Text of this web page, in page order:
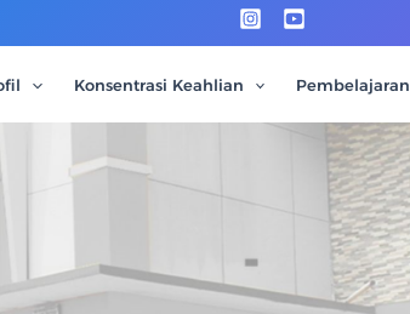
Konsentrasi Keahlian Pembelajaran